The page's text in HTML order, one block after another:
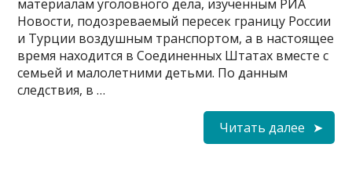
материалам уголовного дела, изученным РИА
Новости, подозреваемый пересек границу России
и Турции воздушным транспортом, а в настоящее
время находится в Соединенных Штатах вместе с
семьей и малолетними детьми. По данным
следствия, в …
Читать далее